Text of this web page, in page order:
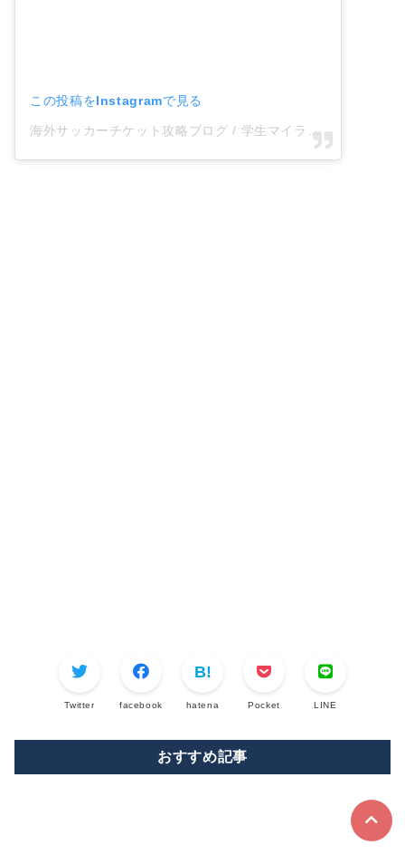
この投稿をInstagramで見る
海外サッカーチケット攻略ブログ / 学生マイラーさん(@footytix)がシェアした投稿
Twitter facebook hatena Pocket LINE
おすすめ記事